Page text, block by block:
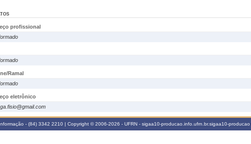
profissional
Ramal
eletrônico
- (84) 3342 2210 | Copyright © 2006-2026 - UFRN - sigaa10-producao.info.ufrn.br.sigaa10-producao